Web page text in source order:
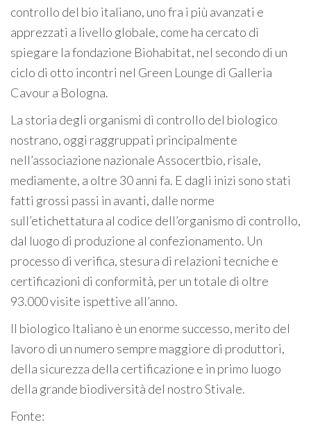
controllo del bio italiano, uno fra i più avanzati e
apprezzati a livello globale, come ha cercato di
spiegare la fondazione Biohabitat, nel secondo di un
ciclo di otto incontri nel Green Lounge di Galleria
Cavour a Bologna.
La storia degli organismi di controllo del biologico
nostrano, oggi raggruppati principalmente
nell’associazione nazionale Assocertbio, risale,
mediamente, a oltre 30 anni fa. E dagli inizi sono stati
fatti grossi passi in avanti, dalle norme
sull’etichettatura al codice dell’organismo di controllo,
dal luogo di produzione al confezionamento. Un
processo di verifica, stesura di relazioni tecniche e
certificazioni di conformità, per un totale di oltre
93.000 visite ispettive all’anno.
Il biologico Italiano è un enorme successo, merito del
lavoro di un numero sempre maggiore di produttori,
della sicurezza della certificazione e in primo luogo
della grande biodiversità del nostro Stivale.
Fonte: